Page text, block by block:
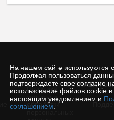
На нашем сайте используются
Продолжая пользоваться
подтверждаете свое согласие
использование файлов cookie в
настоящим уведомлением и
соглашением
© TIRAZH
Политика
защиты и
обработки